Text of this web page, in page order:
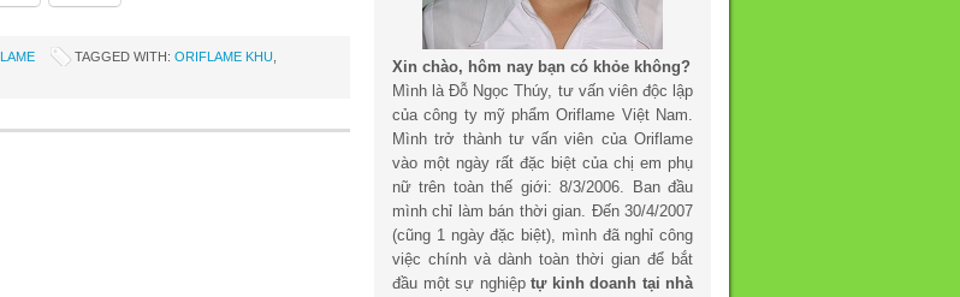
TAGGED WITH: ORIFLAME KHU
Xin chào, hôm nay bạn có khỏe không?
Mình là Đỗ Ngọc Thúy, tư vấn viên độc lập
của công ty mỹ phẩm Oriflame Việt Nam.
Mình trở thành tư vấn viên của Oriflame
vào một ngày rất đặc biệt của chị em phụ
nữ trên toàn thế giới: 8/3/2006. Ban đầu
mình chỉ làm bán thời gian. Đến 30/4/2007
(cũng 1 ngày đặc biệt), mình đã nghỉ công
việc chính và dành toàn thời gian để bắt
đầu một sự nghiệp tự kinh doanh tại nhà